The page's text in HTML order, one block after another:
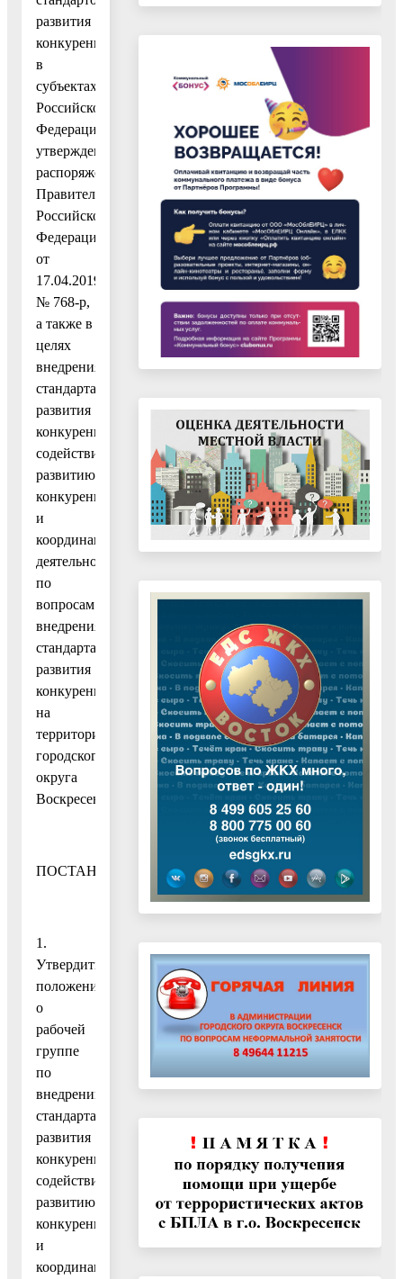
развития
конкуренции
в
субъектах
Российской
Федерации,
утвержденным
распоряжением
Правительства
Российской
Федерации
от
17.04.2019
№ 768-р,
а также в
целях
внедрения
стандарта
развития
конкуренции,
содействия
развитию
конкуренции
и
координации
деятельности
по
вопросам
внедрения
стандарта
развития
конкуренции
на
территории
городского
округа
Воскресенск
ПОСТАНОВЛЯЮ:
1.
Утвердить
положение
о
рабочей
группе
по
внедрению
стандарта
развития
конкуренции,
содействию
развитию
конкуренции
и
координации